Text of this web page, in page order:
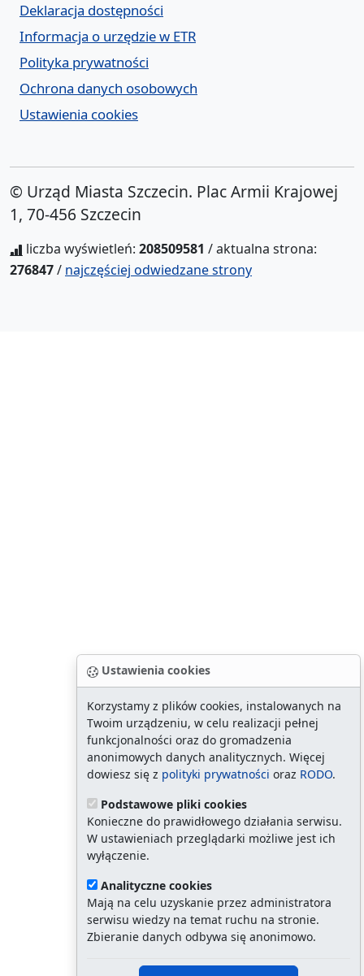
Ustawienia cookies
Korzystamy z plików cookies, instalowanych na
Twoim urządzeniu, w celu realizacji pełnej
funkcjonalności oraz do gromadzenia
anonimowych danych analitycznych. Więcej
dowiesz się z polityki prywatności oraz RODO.
Podstawowe pliki cookies
Konieczne do prawidłowego działania serwisu.
W ustawieniach przeglądarki możliwe jest ich
wyłączenie.
Analityczne cookies
Mają na celu uzyskanie przez administratora
serwisu wiedzy na temat ruchu na stronie.
Zbieranie danych odbywa się anonimowo.
Deklaracja dostępności
Informacja o urzędzie w ETR
Polityka prywatności
Ochrona danych osobowych
Ustawienia cookies
© Urząd Miasta Szczecin. Plac Armii Krajowej
1, 70-456 Szczecin
liczba wyświetleń: 208509581 / aktualna strona:
276847/ najczęściej odwiedzane strony